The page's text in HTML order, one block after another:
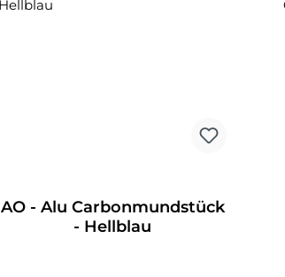
AO - Alu Carbonmundstück
- Hellblau